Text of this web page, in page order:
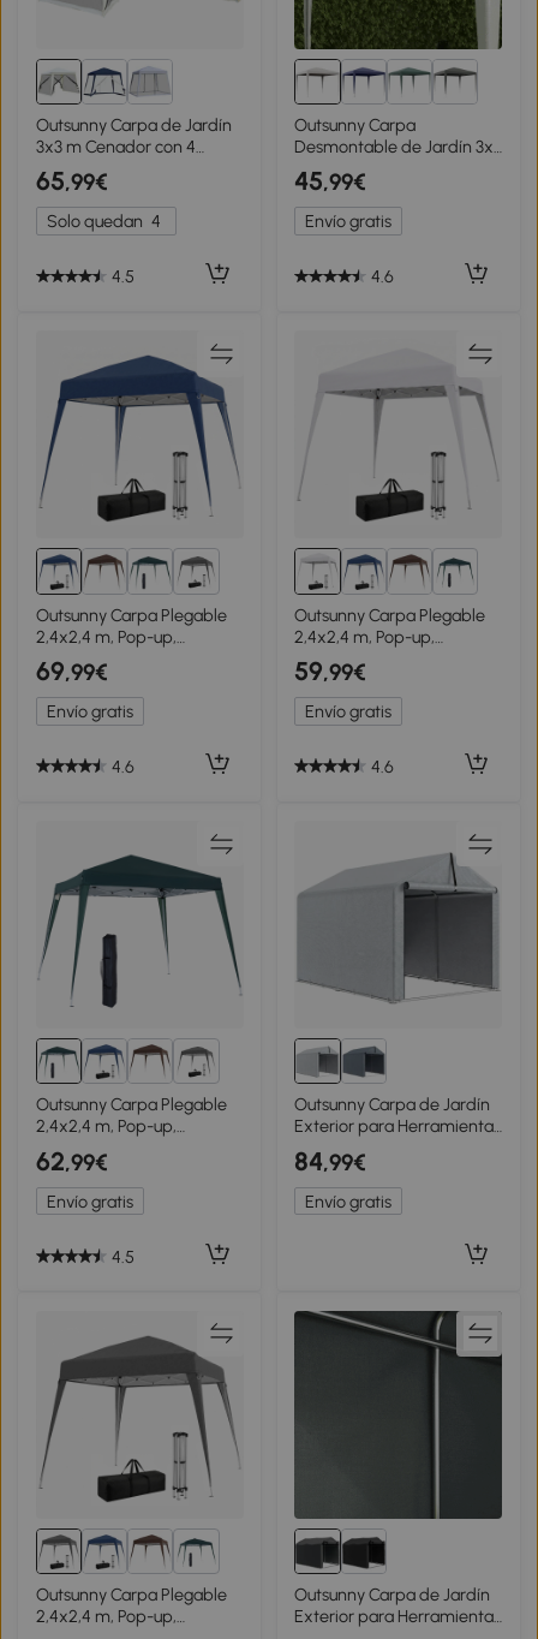
Outsunny Carpa de Jardín
3x3 m Cenador con 4
Partes Laterales Mosquitera
con Cremallera Protección
UV Impermeable para
Patio Exterior Eventos
65,99€
Solo quedan 4
4.5
Outsunny Carpa
Desmontable de Jardín 3x3
m Gazebo Cenador para
Exteriores con 4 Orificios
de Drenaje y Tubo de
Acero Blanco
45,99€
Envío gratis
4.6
1+
Outsunny Carpa Plegable
2,4x2,4 m, Pop-up,
Cenador Pabellón de
Jardín, Altura Ajustable con
Bolsa de Transporte, Anti-
UV, Impermeable, Gazebo
Exterior, Azul
69,99€
Envío gratis
4.6
1+
Outsunny Carpa Plegable
2,4x2,4 m, Pop-up,
Cenador Pabellón de
Jardín, Altura Ajustable con
Bolsa de Transporte, Anti-
UV, Impermeable, Gazebo
Exterior, Blanco
59,99€
Envío gratis
4.6
1+
Outsunny Carpa Plegable
2,4x2,4 m, Pop-up,
Cenador Pabellón de
Jardín, Altura Ajustable con
Bolsa de Transporte, Anti-
UV, Impermeable, Gazebo
Exterior, Verde
62,99€
Envío gratis
4.5
Outsunny Carpa de Jardín
Exterior para Herramientas
Bicicletas con Marco de
Acero Galvanizado Puerta
Enrollable Gris
84,99€
Envío gratis
1+
Outsunny Carpa Plegable
2,4x2,4 m, Pop-up,
Outsunny Carpa de Jardín
Exterior para Herramientas